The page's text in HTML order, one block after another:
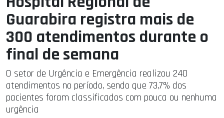
Guarabira registra mais de
300 atendimentos durante o
final de semana
O setor de Urgência e Emergência realizou 240
atendimentos no período, sendo que 73,7% dos
pacientes foram classificados com pouca ou nenhuma
urgência